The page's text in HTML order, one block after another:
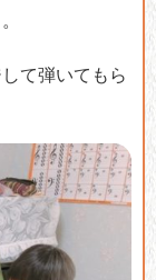
て弾いてもら